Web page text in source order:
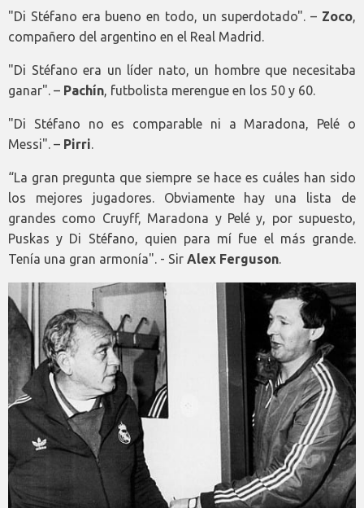
"Di Stéfano era bueno en todo, un superdotado". – Zoco,
compañero del argentino en el Real Madrid.
"Di Stéfano era un líder nato, un hombre que necesitaba
ganar". – Pachín, futbolista merengue en los 50 y 60.
"Di Stéfano no es comparable ni a Maradona, Pelé o
Messi". – Pirri.
“La gran pregunta que siempre se hace es cuáles han sido
los mejores jugadores. Obviamente hay una lista de
grandes como Cruyff, Maradona y Pelé y, por supuesto,
Puskas y Di Stéfano, quien para mí fue el más grande.
Tenía una gran armonía". - Sir Alex Ferguson.